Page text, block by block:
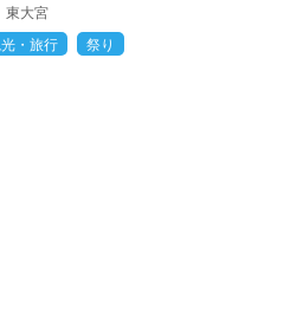
東大宮
・旅行
祭り